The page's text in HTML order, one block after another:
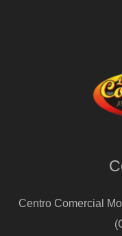
Centro Comercial